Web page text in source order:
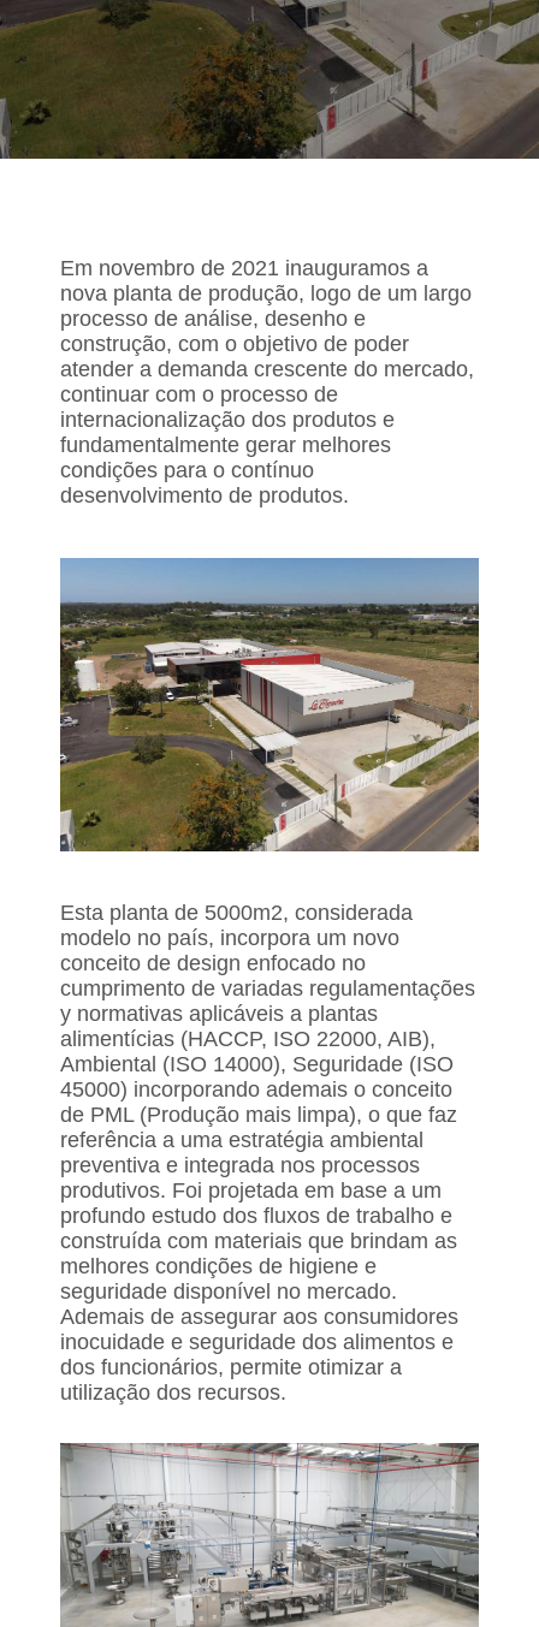
Em novembro de 2021 inauguramos a
nova planta de produção, logo de um largo
processo de análise, desenho e
construção, com o objetivo de poder
atender a demanda crescente do mercado,
continuar com o processo de
internacionalização dos produtos e
fundamentalmente gerar melhores
condições para o contínuo
desenvolvimento de produtos.
Esta planta de 5000m2, considerada
modelo no país, incorpora um novo
conceito de design enfocado no
cumprimento de variadas regulamentações
y normativas aplicáveis a plantas
alimentícias (HACCP, ISO 22000, AIB),
Ambiental (ISO 14000), Seguridade (ISO
45000) incorporando ademais o conceito
de PML (Produção mais limpa), o que faz
referência a uma estratégia ambiental
preventiva e integrada nos processos
produtivos. Foi projetada em base a um
profundo estudo dos fluxos de trabalho e
construída com materiais que brindam as
melhores condições de higiene e
seguridade disponível no mercado.
Ademais de assegurar aos consumidores
inocuidade e seguridade dos alimentos e
dos funcionários, permite otimizar a
utilização dos recursos.